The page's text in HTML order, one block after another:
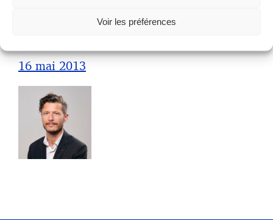
Voir les préférences
16 mai 2013